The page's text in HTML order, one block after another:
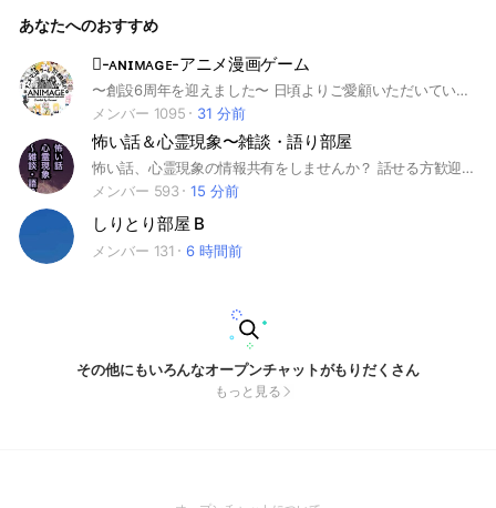
います。 ・宣伝は禁止です。 ・詳しいことはノートにあるの
達ですッ! ため口でいいので是非入ってねぇ!
あなたへのおすすめ
-ᴀɴɪᴍᴀɢᴇ-アニメ漫画ゲーム
〜創設6周年を迎えました〜 日頃よりご愛顧いただいている 皆様に心より感謝申し上げます｡ アニメ＆漫画＆ゲーム好きが集まり 日々のんびりゆったりと活動してます ※ルールはとても厳しいですが それでもちゃんと守りながら 皆さん仲良く好きな時に浮上して トークを楽しんでくれています！ オプチャ初心者さんでも どうぞ気楽にご参加ください！ ーーーーーーーーーーーーーーーーーー トークの流れが早く活気のある場所や ルールは緩めな方が好きという方、 豊富なアニメの話題をお求めの方は オプチャ検索にあるジャンル項目から 「アニメ・漫画」の「急上昇」に載ってる 他のオプチャへの参加がオススメです！ ここ以外にも楽しめるオプチャは 沢山ありますので色んな場所に参加して ご自身に適した居場所を見つけて下さい ーーーーーーーーーーーーーーーーーー ◤◢◤◢！WARNING！◤◢◤◢ ※宣伝＆勧誘＆招待など全て禁止※ ※荒らし行為は即通報&強制退会※ ※"Please check the rules"※ 参加したらまず最初に挨拶をして botに記載されてるルール説明を読み 大事なノートの確認をお願いします！ 最後まで読んでいただき 本当にありがとうございます☆ ーーーーーーーーーーーーーーーーーー
メンバー 1095
31 分前
怖い話＆心霊現象〜雑談・語り部屋
怖い話、心霊現象の情報共有をしませんか？ 話せる方歓迎します。自ら経験した怖い話、心霊体験、怪奇体験、怪談をお話ください。友人やご家族などまわりのお知り合いから聞いた内容でも是非どうぞ。 話すことはないけど聞いてみたい、読んでみたいという方もご参加ください。ROM専可です。 暑い日々、寝苦しい夜を少しでもひんやりとして過ごしやすくしましょう。真夏日、熱帯夜を乗り切りましょうね。 ホラー映画、ホラーゲーム、ホラー小説など創作系のお話もどうぞ。 写真投稿は可能ですがルールをご確認くださいね。 ※入室後は大事なノートはお読みください。 ※安心安全ガイド遵守 あの世、霊界、霊的、霊感、恐怖、恐ろし、幽霊、お化け、心霊 写真 スポット、生霊、生き霊、呪い、交霊、肝試し、魂、霊魂、妖怪、百物語、夜会、心霊写真
メンバー 593
15 分前
しりとり部屋 B
メンバー 131 6 時間前
その他にもいろんなオープンチャットがもりだくさん
もっと見る